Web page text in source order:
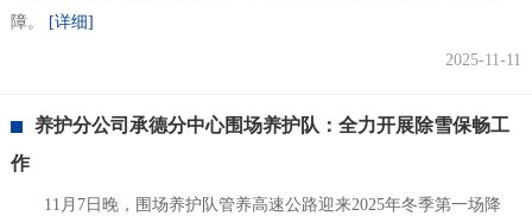
障。
[详细]
2025-11-11
养护分公司承德分中心围场养护队：全力开展除雪保畅工
作
11月7日晚，围场养护队管养高速公路迎来2025年冬季第一场降